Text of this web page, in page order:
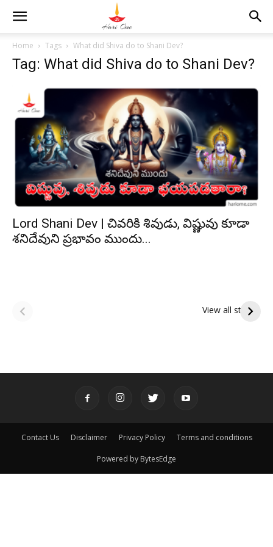
Home Tags What did Shiva do to Shani Dev?
Tag: What did Shiva do to Shani Dev?
Lord Shani Dev | చివరికి శివుడు, విష్ణువు కూడా
శనిదేవుని ప్రభావం ముందు...
View all stories
పితృదేవతల ఆశీర్వాదం
ఇంద్రకీలాద్రి గిరి ప్రదక్షిణ
Contact Us Disclaimer Privacy Policy Terms and conditions
Powered by BytesEdge